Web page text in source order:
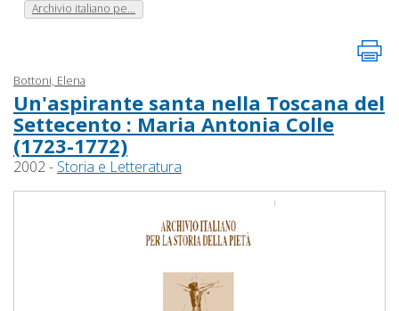
Archivio italiano pe...
Bottoni, Elena
Un'aspirante santa nella Toscana del
Settecento : Maria Antonia Colle
(1723-1772)
2002 - Storia e Letteratura